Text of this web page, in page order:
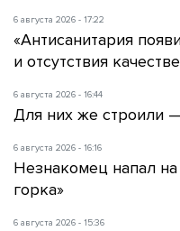
6 августа 2026 - 17:22
«Антисанитария
и отсутствия
6 августа 2026 - 16:44
Для них же строили
6 августа 2026 - 16:16
Незнакомец напал
горка»
6 августа 2026 - 15:36